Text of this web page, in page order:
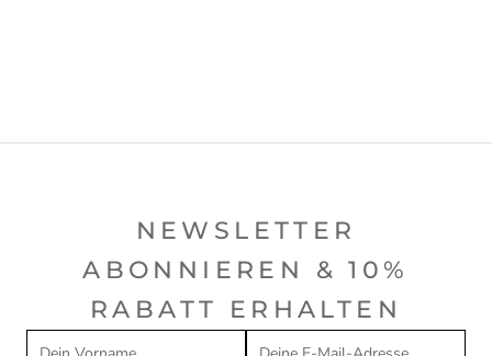
NEWSLETTER
ABONNIEREN & 10%
RABATT ERHALTEN